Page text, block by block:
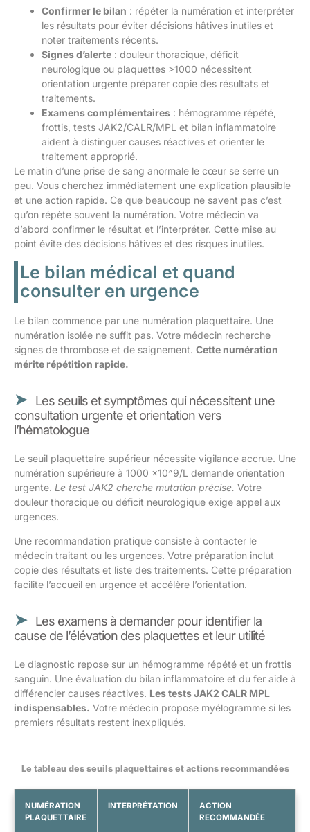
Confirmer le bilan : répéter la numération et interpréter
les résultats pour éviter décisions hâtives inutiles et
noter traitements récents.
Signes d’alerte : douleur thoracique, déficit
neurologique ou plaquettes >1000 nécessitent
orientation urgente préparer copie des résultats et
traitements.
Examens complémentaires : hémogramme répété,
frottis, tests JAK2/CALR/MPL et bilan inflammatoire
aident à distinguer causes réactives et orienter le
traitement approprié.
Le matin d’une prise de sang anormale le cœur se serre un
peu. Vous cherchez immédiatement une explication plausible
et une action rapide. Ce que beaucoup ne savent pas c’est
qu’on répète souvent la numération. Votre médecin va
d’abord confirmer le résultat et l’interpréter. Cette mise au
point évite des décisions hâtives et des risques inutiles.
Le bilan médical et quand
consulter en urgence
Le bilan commence par une numération plaquettaire. Une
numération isolée ne suffit pas. Votre médecin recherche
signes de thrombose et de saignement. Cette numération
mérite répétition rapide.
Les seuils et symptômes qui nécessitent une
consultation urgente et orientation vers
l’hématologue
Le seuil plaquettaire supérieur nécessite vigilance accrue. Une
numération supérieure à 1000 ×10^9/L demande orientation
urgente. Le test JAK2 cherche mutation précise. Votre
douleur thoracique ou déficit neurologique exige appel aux
urgences.
Une recommandation pratique consiste à contacter le
médecin traitant ou les urgences. Votre préparation inclut
copie des résultats et liste des traitements. Cette préparation
facilite l’accueil en urgence et accélère l’orientation.
Les examens à demander pour identifier la
cause de l’élévation des plaquettes et leur utilité
Le diagnostic repose sur un hémogramme répété et un frottis
sanguin. Une évaluation du bilan inflammatoire et du fer aide à
différencier causes réactives. Les tests JAK2 CALR MPL
indispensables. Votre médecin propose myélogramme si les
premiers résultats restent inexpliqués.
Le tableau des seuils plaquettaires et actions recommandées
NUMÉRATION
PLAQUETTAIRE
INTERPRÉTATION
ACTION
RECOMMANDÉE